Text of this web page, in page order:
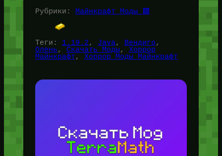
Рубрики: Майнкрафт Моды 🟩
Теги: 1.19.2, Java, Вендиго
Олень, Скачать Моды, Хоррор
Майнкрафт, Хоррор Моды Майнкрафт